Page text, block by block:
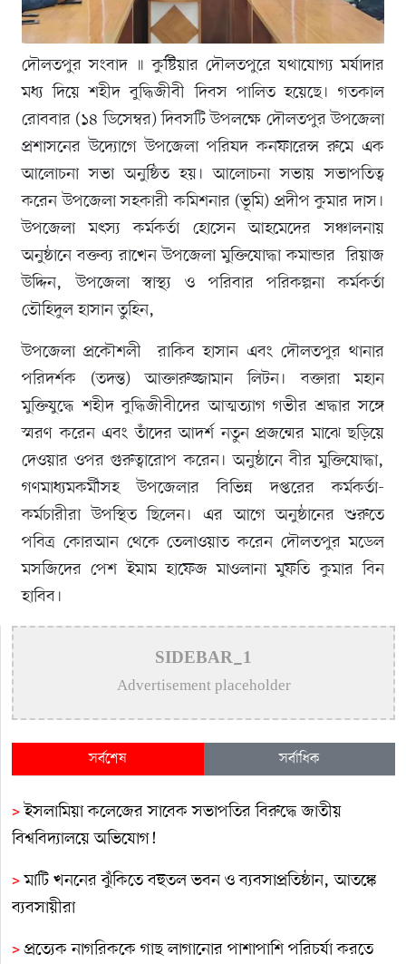
দৌলতপুর সংবাদ ॥ কুষ্টিয়ার দৌলতপুরে যথাযোগ্য মর্যাদার
মধ্য দিয়ে শহীদ বুদ্ধিজীবী দিবস পালিত হয়েছে। গতকাল
রোববার (১৪ ডিসেম্বর) দিবসটি উপলক্ষে দৌলতপুর উপজেলা
প্রশাসনের উদ্যোগে উপজেলা পরিষদ কনফারেন্স রুমে এক
আলোচনা সভা অনুষ্ঠিত হয়। আলোচনা সভায় সভাপতিত্ব
করেন উপজেলা সহকারী কমিশনার (ভূমি) প্রদীপ কুমার দাস।
উপজেলা মৎস্য কর্মকর্তা হোসেন আহমেদের সঞ্চালনায়
অনুষ্ঠানে বক্তব্য রাখেন উপজেলা মুক্তিযোদ্ধা কমান্ডার রিয়াজ
উদ্দিন, উপজেলা স্বাস্থ্য ও পরিবার পরিকল্পনা কর্মকর্তা
তৌহিদুল হাসান তুহিন,
উপজেলা প্রকৌশলী রাকিব হাসান এবং দৌলতপুর থানার
পরিদর্শক (তদন্ত) আক্তারুজ্জামান লিটন। বক্তারা মহান
মুক্তিযুদ্ধে শহীদ বুদ্ধিজীবীদের আত্মত্যাগ গভীর শ্রদ্ধার সঙ্গে
স্মরণ করেন এবং তাঁদের আদর্শ নতুন প্রজন্মের মাঝে ছড়িয়ে
দেওয়ার ওপর গুরুত্বারোপ করেন। অনুষ্ঠানে বীর মুক্তিযোদ্ধা,
গণমাধ্যমকর্মীসহ উপজেলার বিভিন্ন দপ্তরের কর্মকর্তা-
কর্মচারীরা উপস্থিত ছিলেন। এর আগে অনুষ্ঠানের শুরুতে
পবিত্র কোরআন থেকে তেলাওয়াত করেন দৌলতপুর মডেল
মসজিদের পেশ ইমাম হাফেজ মাওলানা মুফতি কুমার বিন
হাবিব।
SIDEBAR_1
Advertisement placeholder
সর্বশেষ সর্বাধিক
>ইসলামিয়া কলেজের সাবেক সভাপতির বিরুদ্ধে জাতীয়
বিশ্ববিদ্যালয়ে অভিযোগ!
>মাটি খননের ঝুঁকিতে বহুতল ভবন ও ব্যবসাপ্রতিষ্ঠান, আতঙ্কে
ব্যবসায়ীরা
>প্রত্যেক নাগরিককে গাছ লাগানোর পাশাপাশি পরিচর্যা করতে